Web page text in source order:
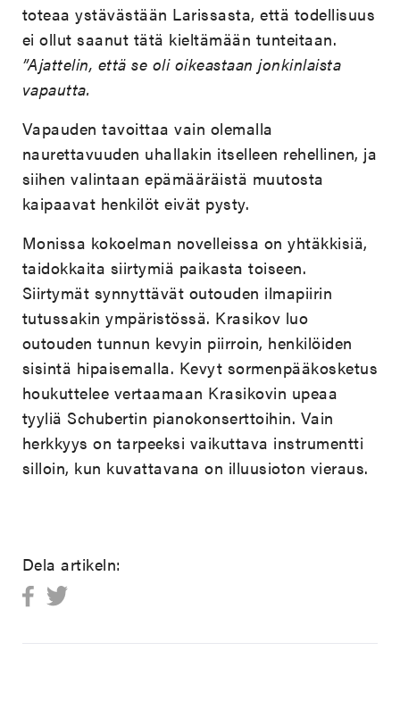
toteaa ystävästään Larissasta, että todellisuus
ei ollut saanut tätä kieltämään tunteitaan.
”Ajattelin, että se oli oikeastaan jonkinlaista
vapautta.
Vapauden tavoittaa vain olemalla
naurettavuuden uhallakin itselleen rehellinen, ja
siihen valintaan epämääräistä muutosta
kaipaavat henkilöt eivät pysty.
Monissa kokoelman novelleissa on yhtäkkisiä,
taidokkaita siirtymiä paikasta toiseen.
Siirtymät synnyttävät outouden ilmapiirin
tutussakin ympäristössä. Krasikov luo
outouden tunnun kevyin piirroin, henkilöiden
sisintä hipaisemalla. Kevyt sormenpääkosketus
houkuttelee vertaamaan Krasikovin upeaa
tyyliä Schubertin pianokonserttoihin. Vain
herkkyys on tarpeeksi vaikuttava instrumentti
silloin, kun kuvattavana on illuusioton vieraus.
Dela artikeln: